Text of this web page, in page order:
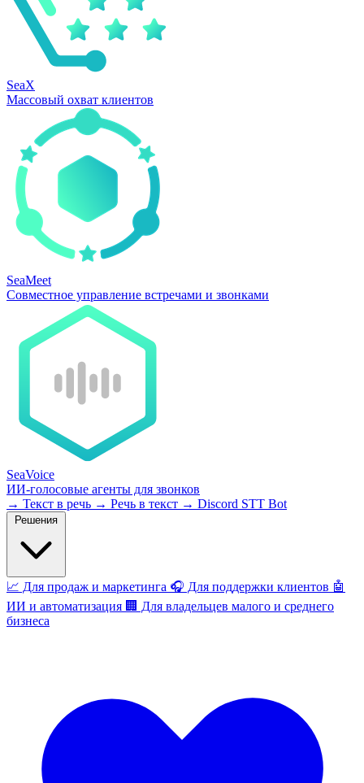
SeaX
Массовый охват клиентов
SeaMeet
Совместное управление встречами и звонками
SeaVoice
ИИ-голосовые агенты для звонков
→ Текст в речь → Речь в текст → Discord STT Bot
📈 Для продаж и маркетинга 🎧 Для поддержки клиентов 🤖
ИИ и автоматизация 🏢 Для владельцев малого и среднего
бизнеса